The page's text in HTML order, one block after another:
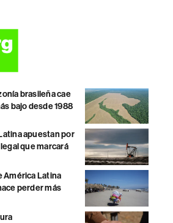
brasileña cae
bajo desde 1988
apuestan por
que marcará
América Latina
perder más